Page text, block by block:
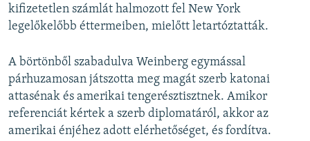
kifizetetlen számlát halmozott fel New York
legelőkelőbb éttermeiben, mielőtt letartóztatták.
A börtönből szabadulva Weinberg egymással
párhuzamosan játszotta meg magát szerb katonai
attasénak és amerikai tengerésztisztnek. Amikor
referenciát kértek a szerb diplomatáról, akkor az
amerikai énjéhez adott elérhetőséget, és fordítva.